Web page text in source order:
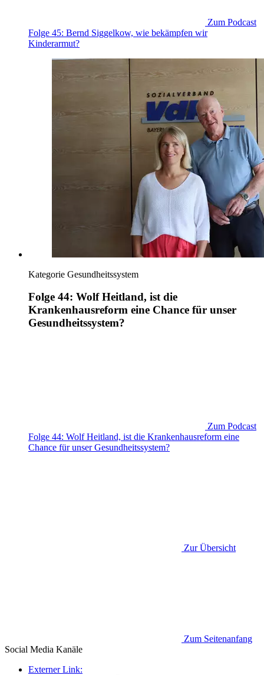
Zum Podcast
Folge 45: Bernd Siggelkow, wie bekämpfen wir
Kinderarmut?
Kategorie Gesundheitssystem
Folge 44: Wolf Heitland, ist die
Krankenhausreform eine Chance für unser
Gesundheitssystem?
Zum Podcast
Folge 44: Wolf Heitland, ist die Krankenhausreform eine
Chance für unser Gesundheitssystem?
Zur Übersicht
Zum Seitenanfang
Social Media Kanäle
Externer Link: